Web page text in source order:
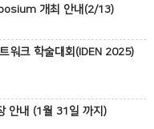
개최 안내(2/13)
워크 학술대회(IDEN 2025)
안내 (1월 31일 까지)